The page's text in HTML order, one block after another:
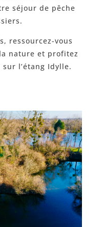
séjour de pêche
ressourcez-vous
nature et profitez
l’étang Idylle.